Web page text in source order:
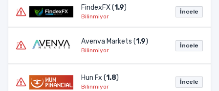
FindexFX (1.9)
Bilinmiyor
İncele
Avenva Markets (1.9)
Bilinmiyor
İncele
Hun Fx (1.8)
Bilinmiyor
İncele